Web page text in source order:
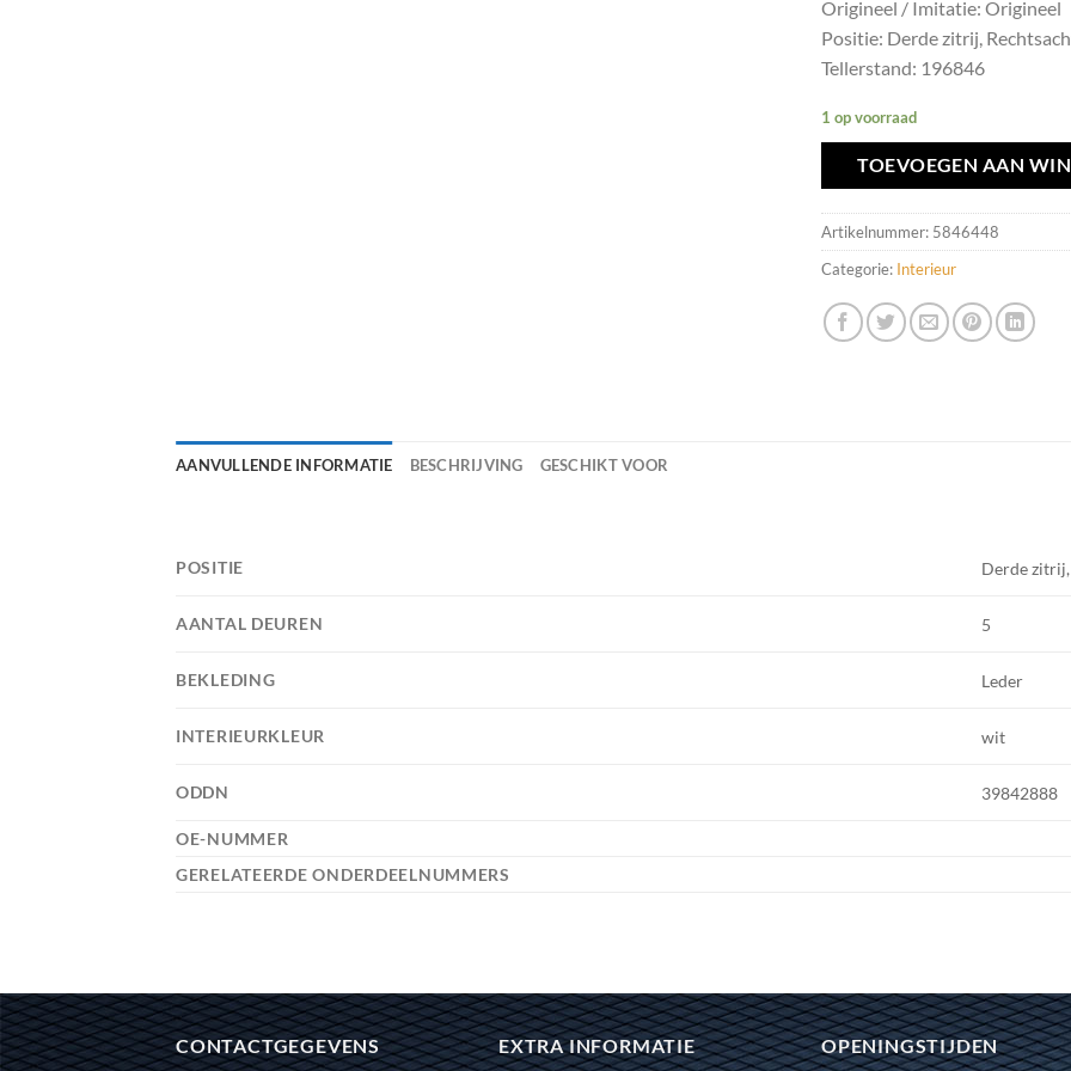
Origineel / Imitatie: Origineel
Positie: Derde zitrij,
Tellerstand: 196846
1 op voorraad
TOEVOEGEN AAN
Artikelnummer: 5846448
Categorie: Interieur
AANVULLENDE INFORMATIE BESCHRIJVING GESCHIKT VOOR
POSITIE Derde
AANTAL DEUREN 5
BEKLEDING Leder
INTERIEURKLEUR wit
ODDN 39842888
OE-NUMMER
GERELATEERDE ONDERDEELNUMMERS
CONTACTGEGEVENS EXTRA INFORMATIE OPENINGSTIJDEN